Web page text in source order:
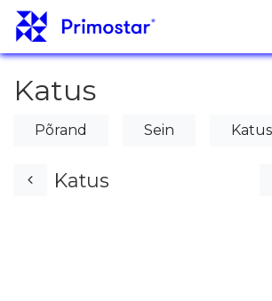
Skip to Content
Katus
Põrand Sein Katus
Katus